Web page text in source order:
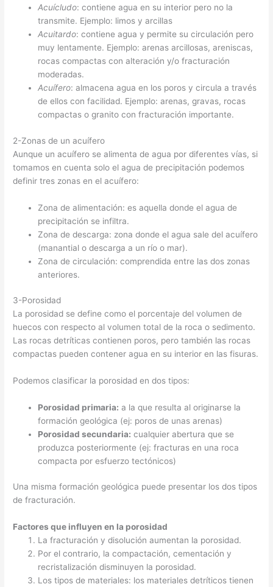
Acuícludo: contiene agua en su interior pero no la
transmite. Ejemplo: limos y arcillas
Acuitardo: contiene agua y permite su circulación pero
muy lentamente. Ejemplo: arenas arcillosas, areniscas,
rocas compactas con alteración y/o fracturación
moderadas.
Acuífero: almacena agua en los poros y circula a través
de ellos con facilidad. Ejemplo: arenas, gravas, rocas
compactas o granito con fracturación importante.
2-Zonas de un acuífero
Aunque un acuífero se alimenta de agua por diferentes vías, si
tomamos en cuenta solo el agua de precipitación podemos
definir tres zonas en el acuífero:
Zona de alimentación: es aquella donde el agua de
precipitación se infiltra.
Zona de descarga: zona donde el agua sale del acuífero
(manantial o descarga a un río o mar).
Zona de circulación: comprendida entre las dos zonas
anteriores.
3-Porosidad
La porosidad se define como el porcentaje del volumen de
huecos con respecto al volumen total de la roca o sedimento.
Las rocas detríticas contienen poros, pero también las rocas
compactas pueden contener agua en su interior en las fisuras.
Podemos clasificar la porosidad en dos tipos:
Porosidad primaria: a la que resulta al originarse la
formación geológica (ej: poros de unas arenas)
Porosidad secundaria: cualquier abertura que se
produzca posteriormente (ej: fracturas en una roca
compacta por esfuerzo tectónicos)
Una misma formación geológica puede presentar los dos tipos
de fracturación.
Factores que influyen en la porosidad
La fracturación y disolución aumentan la porosidad.
Por el contrario, la compactación, cementación y
recristalización disminuyen la porosidad.
Los tipos de materiales: los materiales detríticos tienen